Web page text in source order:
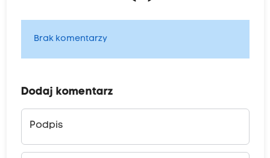
Brak komentarzy
Dodaj komentarz
Podpis